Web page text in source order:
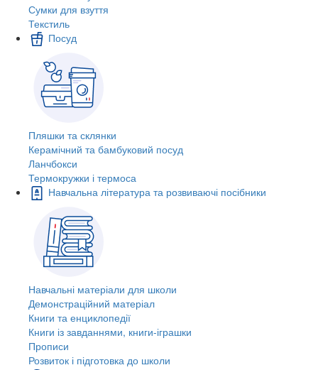
Сумки для взуття
Текстиль
Посуд
Пляшки та склянки
Керамічний та бамбуковий посуд
Ланчбокси
Термокружки і термоса
Навчальна література та розвиваючі посібники
Навчальні матеріали для школи
Демонстраційний матеріал
Книги та енциклопедії
Книги із завданнями, книги-іграшки
Прописи
Розвиток і підготовка до школи